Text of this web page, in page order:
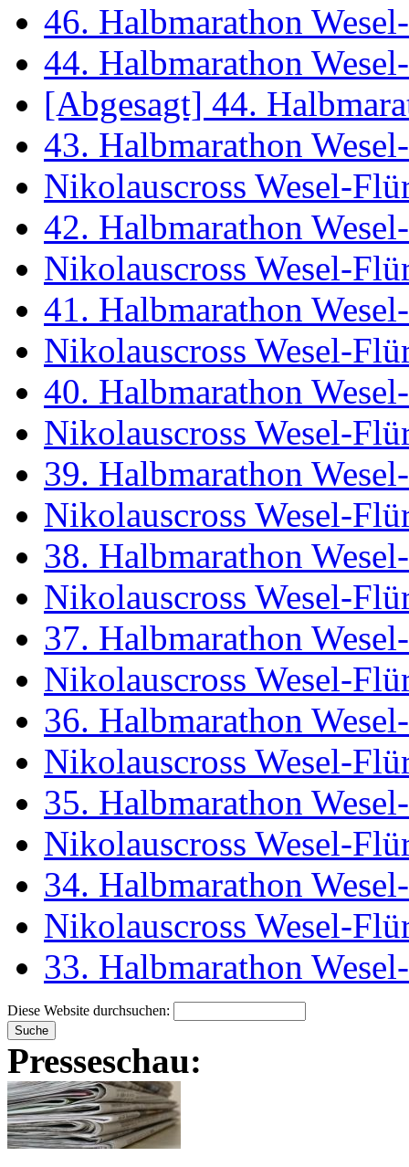
46. Halbmarathon
44. Halbmarathon
[Abgesagt] 44.
43. Halbmarathon
Nikolauscross Wesel-
42. Halbmarathon
Nikolauscross Wesel-
41. Halbmarathon
Nikolauscross Wesel-
40. Halbmarathon
Nikolauscross Wesel-
39. Halbmarathon
Nikolauscross Wesel-
38. Halbmarathon
Nikolauscross Wesel-
37. Halbmarathon
Nikolauscross Wesel-
36. Halbmarathon
Nikolauscross Wesel-
35. Halbmarathon
Nikolauscross Wesel-
34. Halbmarathon
Nikolauscross Wesel-
33. Halbmarathon
Diese Website durchsuchen:
Presseschau: